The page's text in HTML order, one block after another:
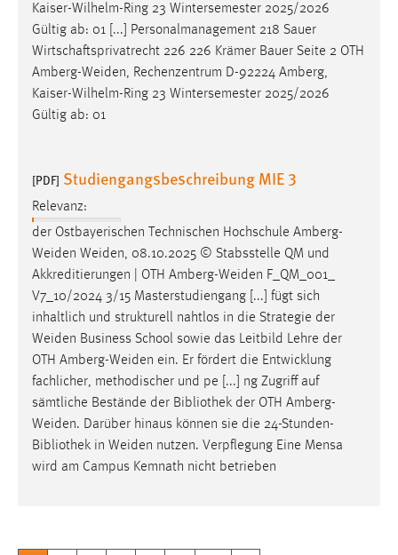
Kaiser-Wilhelm-Ring 23 Wintersemester 2025/2026
Gültig ab: 01 [...] Personalmanagement 218 Sauer
Wirtschaftsprivatrecht 226 226 Krämer Bauer Seite 2 OTH
Amberg-Weiden, Rechenzentrum D-92224 Amberg,
Kaiser-Wilhelm-Ring 23 Wintersemester 2025/2026
Gültig ab: 01
[PDF] Studiengangsbeschreibung MIE 3
Relevanz:
der Ostbayerischen Technischen Hochschule Amberg-
Weiden Weiden, 08.10.2025 © Stabsstelle QM und
Akkreditierungen | OTH Amberg-Weiden F_QM_001_
V7_10/2024 3/15 Masterstudiengang [...] fügt sich
inhaltlich und strukturell nahtlos in die Strategie der
Weiden Business School sowie das Leitbild Lehre der
OTH Amberg-Weiden ein. Er fördert die Entwicklung
fachlicher, methodischer und pe [...] ng Zugriff auf
sämtliche Bestände der Bibliothek der OTH Amberg-
Weiden. Darüber hinaus können sie die 24-Stunden-
Bibliothek in Weiden nutzen. Verpflegung Eine Mensa
wird am Campus Kemnath nicht betrieben